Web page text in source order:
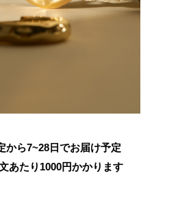
から7~28日でお届け予定
あたり 1000円かかります